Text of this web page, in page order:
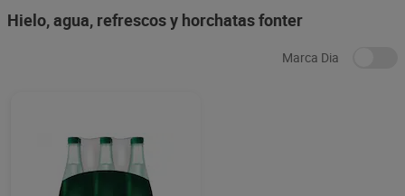
Hielo, agua, refrescos y horchatas fonter
Marca Dia